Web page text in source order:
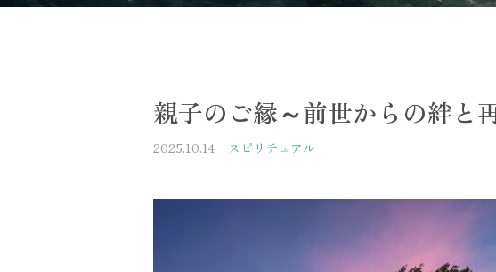
親子のご縁～前世からの絆と
2025.10.14 スピリチュアル